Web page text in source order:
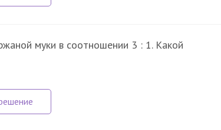
муки в соотношении 3 : 1. Какой